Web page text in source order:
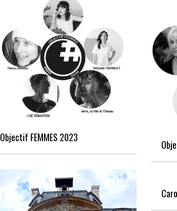
Objectif FEMMES 2023